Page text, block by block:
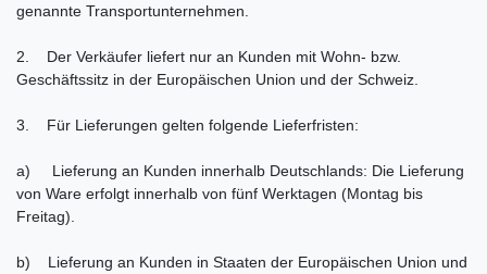
genannte Transportunternehmen.
2. Der Verkäufer liefert nur an Kunden mit Wohn- bzw.
Geschäftssitz in der Europäischen Union und der Schweiz.
3. Für Lieferungen gelten folgende Lieferfristen:
a) Lieferung an Kunden innerhalb Deutschlands: Die Lieferung
von Ware erfolgt innerhalb von fünf Werktagen (Montag bis
Freitag).
b) Lieferung an Kunden in Staaten der Europäischen Union und